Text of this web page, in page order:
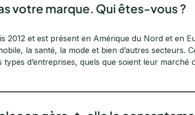
votre marque. Qui êtes-vous ?
2012 et est présent en Amérique du Nord et en
la santé, la mode et bien d’autres secteurs.
d’entreprises, quels que soient leur